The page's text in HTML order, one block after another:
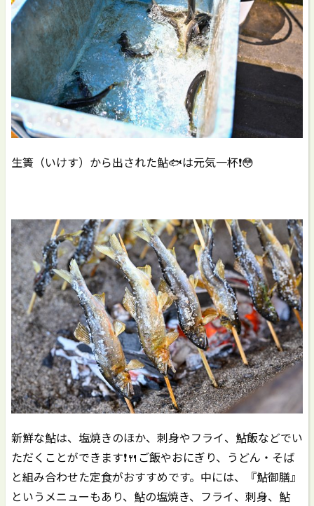
生簀（いけす）から出された鮎🐟は元気一杯❗️😳
新鮮な鮎は、塩焼きのほか、刺身やフライ、鮎飯などでい
ただくことができます❗️🍴ご飯やおにぎり、うどん・そば
と組み合わせた定食がおすすめです。中には、『鮎御膳』
というメニューもあり、鮎の塩焼き、フライ、刺身、鮎